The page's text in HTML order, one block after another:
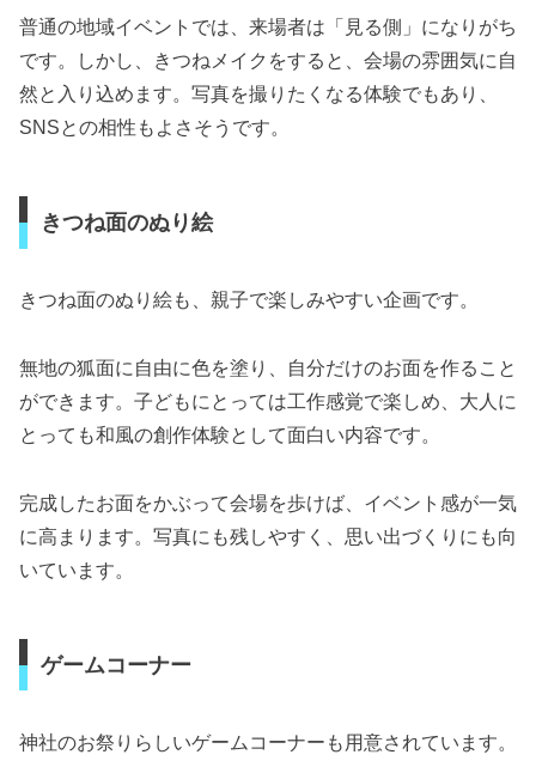
普通の地域イベントでは、来場者は「見る側」になりがち
です。しかし、きつねメイクをすると、会場の雰囲気に自
然と入り込めます。写真を撮りたくなる体験でもあり、
SNSとの相性もよさそうです。
きつね面のぬり絵
きつね面のぬり絵も、親子で楽しみやすい企画です。
無地の狐面に自由に色を塗り、自分だけのお面を作ること
ができます。子どもにとっては工作感覚で楽しめ、大人に
とっても和風の創作体験として面白い内容です。
完成したお面をかぶって会場を歩けば、イベント感が一気
に高まります。写真にも残しやすく、思い出づくりにも向
いています。
ゲームコーナー
神社のお祭りらしいゲームコーナーも用意されています。